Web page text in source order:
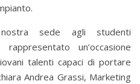
sede agli studenti
un’occasione
talenti capaci di portare
Andrea Grassi, Marketing